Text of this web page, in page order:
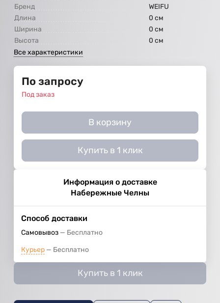
Бренд
WEIFU
Длина
0 см
Ширина
0 см
Высота
0 см
Все характеристики
По запросу
Под заказ
В корзину
Купить в 1 клик
Информация о доставке
Набережные Челны
Способ доставки
Самовывоз Бесплатно
Курьер Бесплатно
Купить в 1 клик